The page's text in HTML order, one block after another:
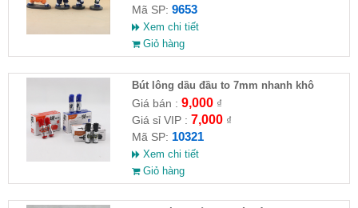
Mã SP: 9653
Xem chi tiết
Giỏ hàng
Bút lông dầu đầu to 7mm nhanh khô
Giá bán : 9,000₫
Giá sỉ VIP : 7,000₫
Mã SP: 10321
Xem chi tiết
Giỏ hàng